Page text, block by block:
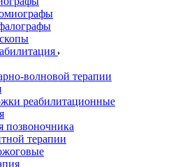
волновой терапии
реабилитационные
позвоночника
терапии